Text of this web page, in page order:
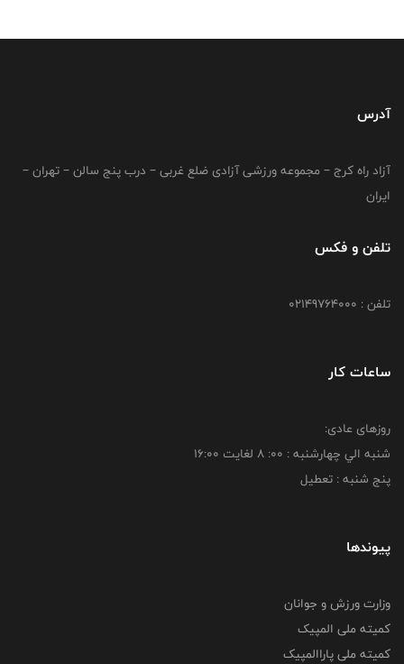
آدرس
آزاد راه کرج – مجموعه ورزشی آزادی ضلع غربی – درب پنج سالن – تهران –
ایران
تلفن و فکس
تلفن : 02149764000
ساعات کار
روزهای عادی:
شنبه الي چهارشنبه : 00: 8 لغايت 16:00
پنج شنبه : تعطیل
پیوندها
وزارت ورزش و جوانان
کمیته ملی المپیک
کمیته ملی پاراالمپیک